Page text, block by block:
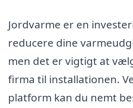
Jordvarme er en
reducere dine
men det er vigtigt at
firma til installationen.
platform kan du nemt